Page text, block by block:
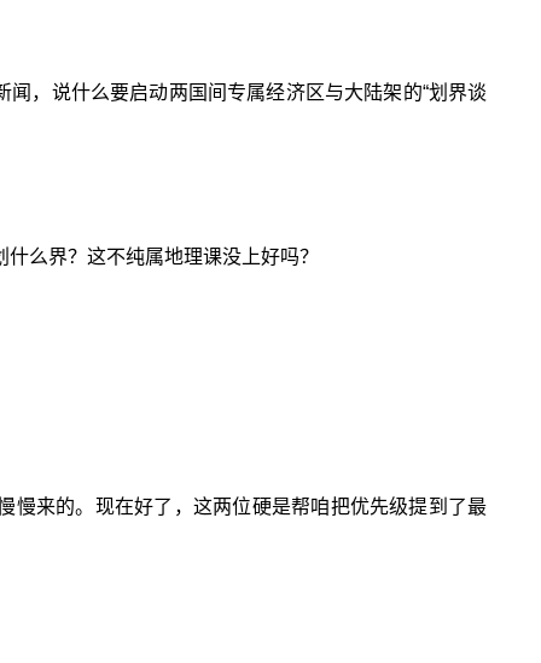
，说什么要启动两国间专属经济区与大陆架的“划界谈
么界？这不纯属地理课没上好吗？
慢来的。现在好了，这两位硬是帮咱把优先级提到了最